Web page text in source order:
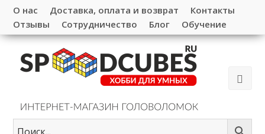
О нас Доставка, оплата и возврат
Контакты
Отзывы
Сотрудничество Блог Обучение